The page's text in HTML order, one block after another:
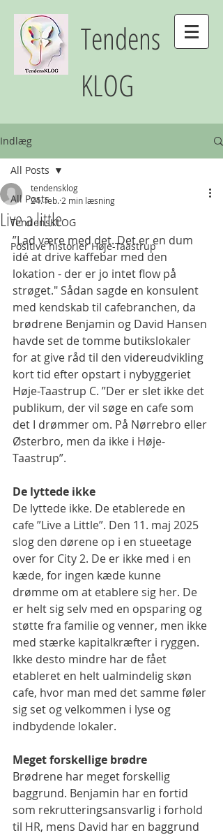
Tendens
KLOG
Indlæg
All Posts
TendensKLOG
Positive historier Høje-Taastrup
All Posts
Live a little
tendensklog
24. feb. 2 min læsning
”Lad være med det. Det er en dum
idé at drive kaffebar med den
lokation - der er jo intet flow på
strøget." Sådan sagde en konsulent
med kendskab til cafebranchen, da
brødrene Benjamin og David Hansen
havde set de tomme butikslokaler
for at give råd til den videreudvikling
kort tid efter opstart i nybyggeriet
Høje-Taastrup C. ”Der er slet ikke det
publikum, der vil søge en cafe som
det I drømmer om. På Nørrebro eller
Østerbro, men da ikke i Høje-
Taastrup”.
De lyttede ikke
De lyttede ikke. De etablerede en
cafe ”Live a Little”. Den 11. maj 2025
slog den dørene op i en stueetage
over for City 2. De er ikke med i en
kæde, for ingen kæde kunne
drømme om at etablere sig her. De
er helt sig selv med en opsparing og
støtte fra familie og venner, men ikke
med stærke kapitalkræfter i ryggen.
Ikke desto mindre har de fået
etableret en helt ualmindelig skøn
cafe, hvor man med det samme føler
sig set og velkommen i lyse og
indbydende lokaler.
Meget forskellige brødre
Brødrene har meget forskellig
baggrund. Benjamin har en fortid
som rekrutteringsansvarlig i forhold
til HR, mens David har en baggrund